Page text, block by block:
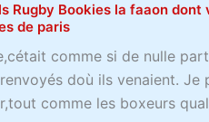
Rugby Bookies la faaon dont
de paris
comme si de nulle
doù ils venaient. Je
comme les boxeurs